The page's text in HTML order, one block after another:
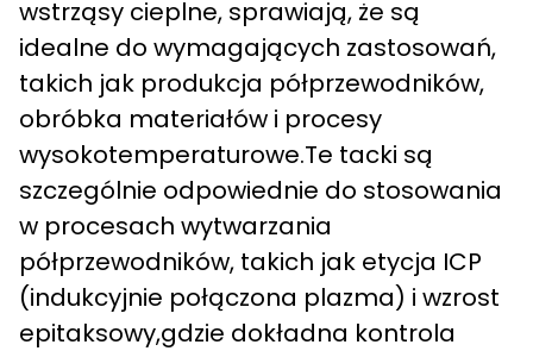
wstrząsy cieplne, sprawiają, że są
idealne do wymagających zastosowań,
takich jak produkcja półprzewodników,
obróbka materiałów i procesy
wysokotemperaturowe.Te tacki są
szczególnie odpowiednie do stosowania
w procesach wytwarzania
półprzewodników, takich jak etycja ICP
(indukcyjnie połączona plazma) i wzrost
epitaksowy,gdzie dokładna kontrola